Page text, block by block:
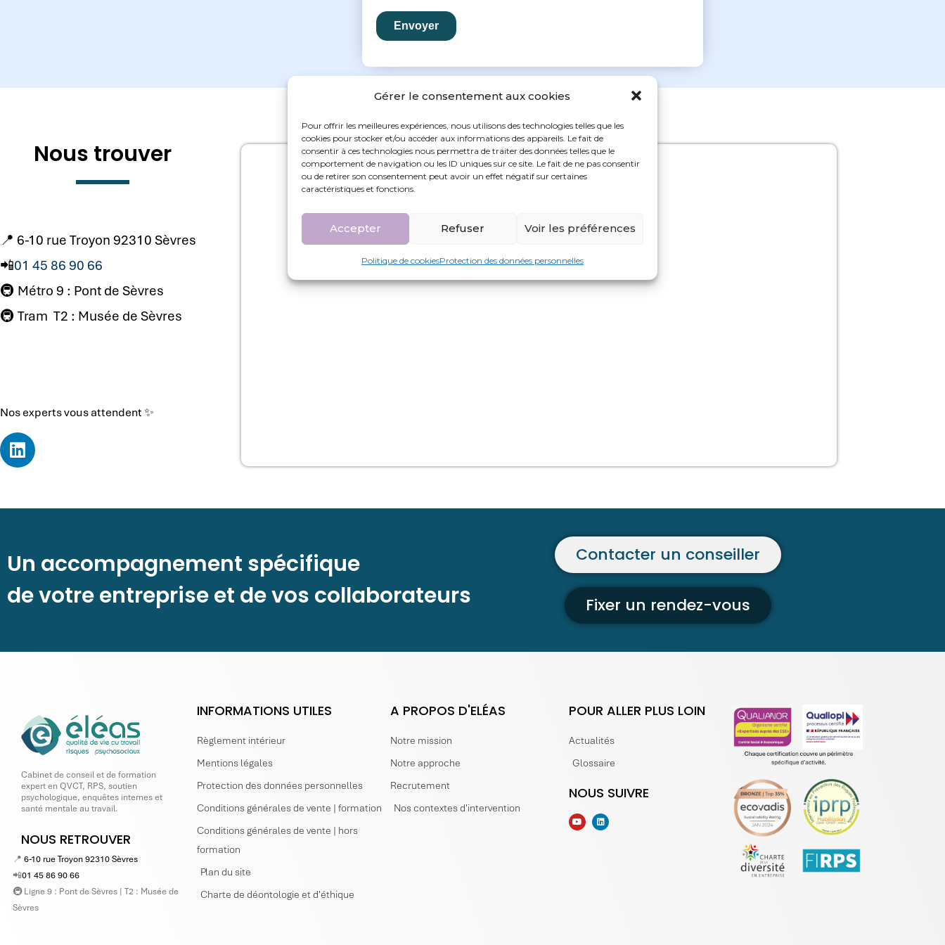
Gérer le consentement aux cookies
Pour offrir les meilleures expériences, nous utilisons des technologies telles que les
cookies pour stocker et/ou accéder aux informations des appareils. Le fait de
consentir à ces technologies nous permettra de traiter des données telles que le
comportement de navigation ou les ID uniques sur ce site. Le fait de ne pas consentir
ou de retirer son consentement peut avoir un effet négatif sur certaines
caractéristiques et fonctions.
Accepter Refuser Voir les préférences
Politique de cookiesProtection des données personnelles
Nous trouver
📍 6-10 rue Troyon 92310 Sèvres
📲01 45 86 90 66
🚇 Métro 9 : Pont de Sèvres
🚇 Tram T2 : Musée de Sèvres
Nos experts vous attendent ✨
Un accompagnement spécifique
de votre entreprise et de vos collaborateurs
Contacter un conseiller
Fixer un rendez-vous
Cabinet de conseil et de formation
expert en QVCT, RPS, soutien
psychologique, enquêtes internes et
santé mentale au travail.
NOUS RETROUVER
📍 6-10 rue Troyon 92310 Sèvres
📲01 45 86 90 66
🚇 Ligne 9 : Pont de Sèvres | T2 : Musée de
Sèvres
INFORMATIONS UTILES
Règlement intérieur
Mentions légales
Protection des données personnelles
Conditions générales de vente | formation
Conditions générales de vente | hors
formation
Plan du site
Charte de déontologie et d'éthique
A PROPOS D'ELÉAS
Notre mission
Notre approche
Recrutement
Nos contextes d'intervention
POUR ALLER PLUS LOIN
Actualités
Glossaire
NOUS SUIVRE